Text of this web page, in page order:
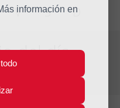
información en
V S D
del día